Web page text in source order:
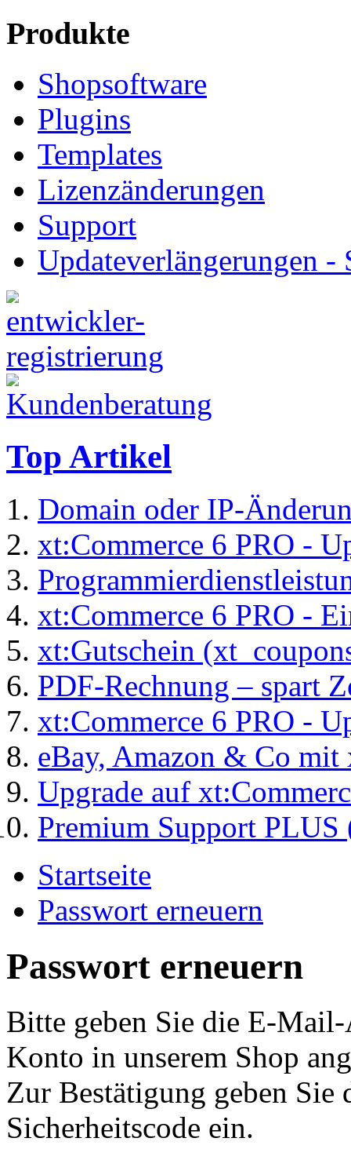
Produkte
Shopsoftware
Plugins
Templates
Lizenzänderungen
Support
Updateverlängerungen -
Top Artikel
Domain oder IP-
xt:Commerce 6 PRO -
xt:Commerce 6 PRO -
xt:Gutschein
PDF-Rechnung – spart
xt:Commerce 6 PRO -
eBay, Amazon & Co
Upgrade auf
Premium Support
Startseite
Passwort erneuern
Passwort erneuern
Bitte geben Sie die E-
Konto in unserem Shop
Zur Bestätigung geben Sie
Sicherheitscode ein.